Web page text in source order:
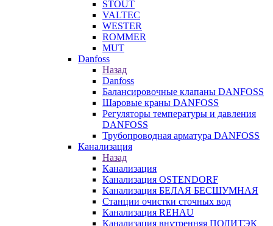
STOUT
VALTEC
WESTER
ROMMER
MUT
Danfoss
Назад
Danfoss
Балансировочные клапаны DANFOSS
Шаровые краны DANFOSS
Регуляторы температуры и давления
DANFOSS
Трубопроводная арматура DANFOSS
Канализация
Назад
Канализация
Канализация OSTENDORF
Канализация БЕЛАЯ БЕСШУМНАЯ
Станции очистки сточных вод
Канализация REHAU
Канализация внутренняя ПОЛИТЭК